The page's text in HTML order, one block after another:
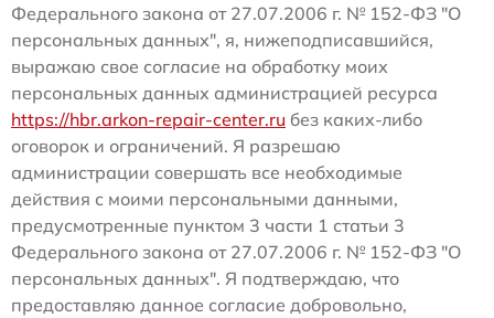
Федерального закона от 27.07.2006 г. № 152-ФЗ "О
персональных данных", я, нижеподписавшийся,
выражаю свое согласие на обработку моих
персональных данных администрацией ресурса
https://hbr.arkon-repair-center.ru без каких-либо
оговорок и ограничений. Я разрешаю
администрации совершать все необходимые
действия с моими персональными данными,
предусмотренные пунктом 3 части 1 статьи 3
Федерального закона от 27.07.2006 г. № 152-ФЗ "О
персональных данных". Я подтверждаю, что
предоставляю данное согласие добровольно,